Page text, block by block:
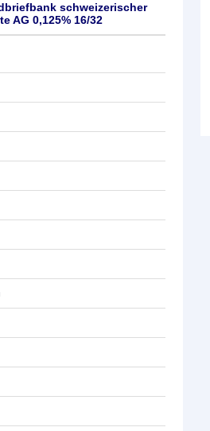
schweizerischer
AG 0,125% 16/32